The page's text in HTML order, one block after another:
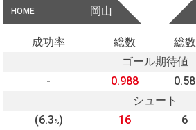
HOME 岡山
成功率 総数 総数
ゴール期待値
-
0.988 0.58
シュート
(6.3%) 16 6